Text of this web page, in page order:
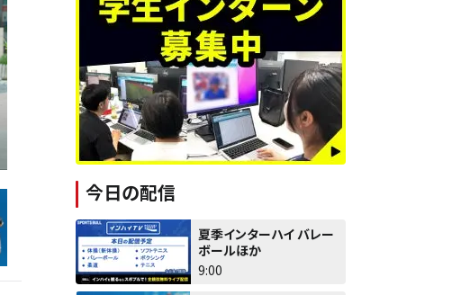
今日の配信
夏季インターハイ バレー
ボールほか
9:00